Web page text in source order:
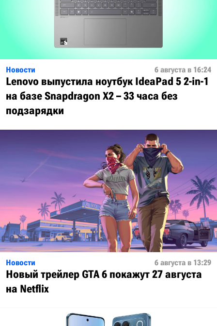
Новости 6 августа в 16:24
Lenovo выпустила ноутбук IdeaPad 5 2-in-1
на базе Snapdragon X2 – 33 часа без
подзарядки
Новости 6 августа в 13:29
Новый трейлер GTA 6 покажут 27 августа
на Netflix